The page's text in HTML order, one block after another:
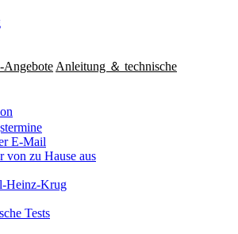
Anleitung ＆ technische
E-Mail
von zu Hause aus
Heinz-Krug
Tests